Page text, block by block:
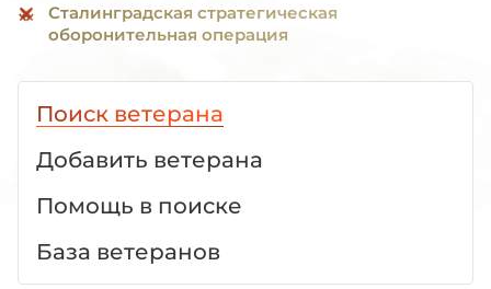
Сталинградская стратегическая
оборонительная операция
Поиск ветерана
Добавить ветерана
Помощь в поиске
База ветеранов